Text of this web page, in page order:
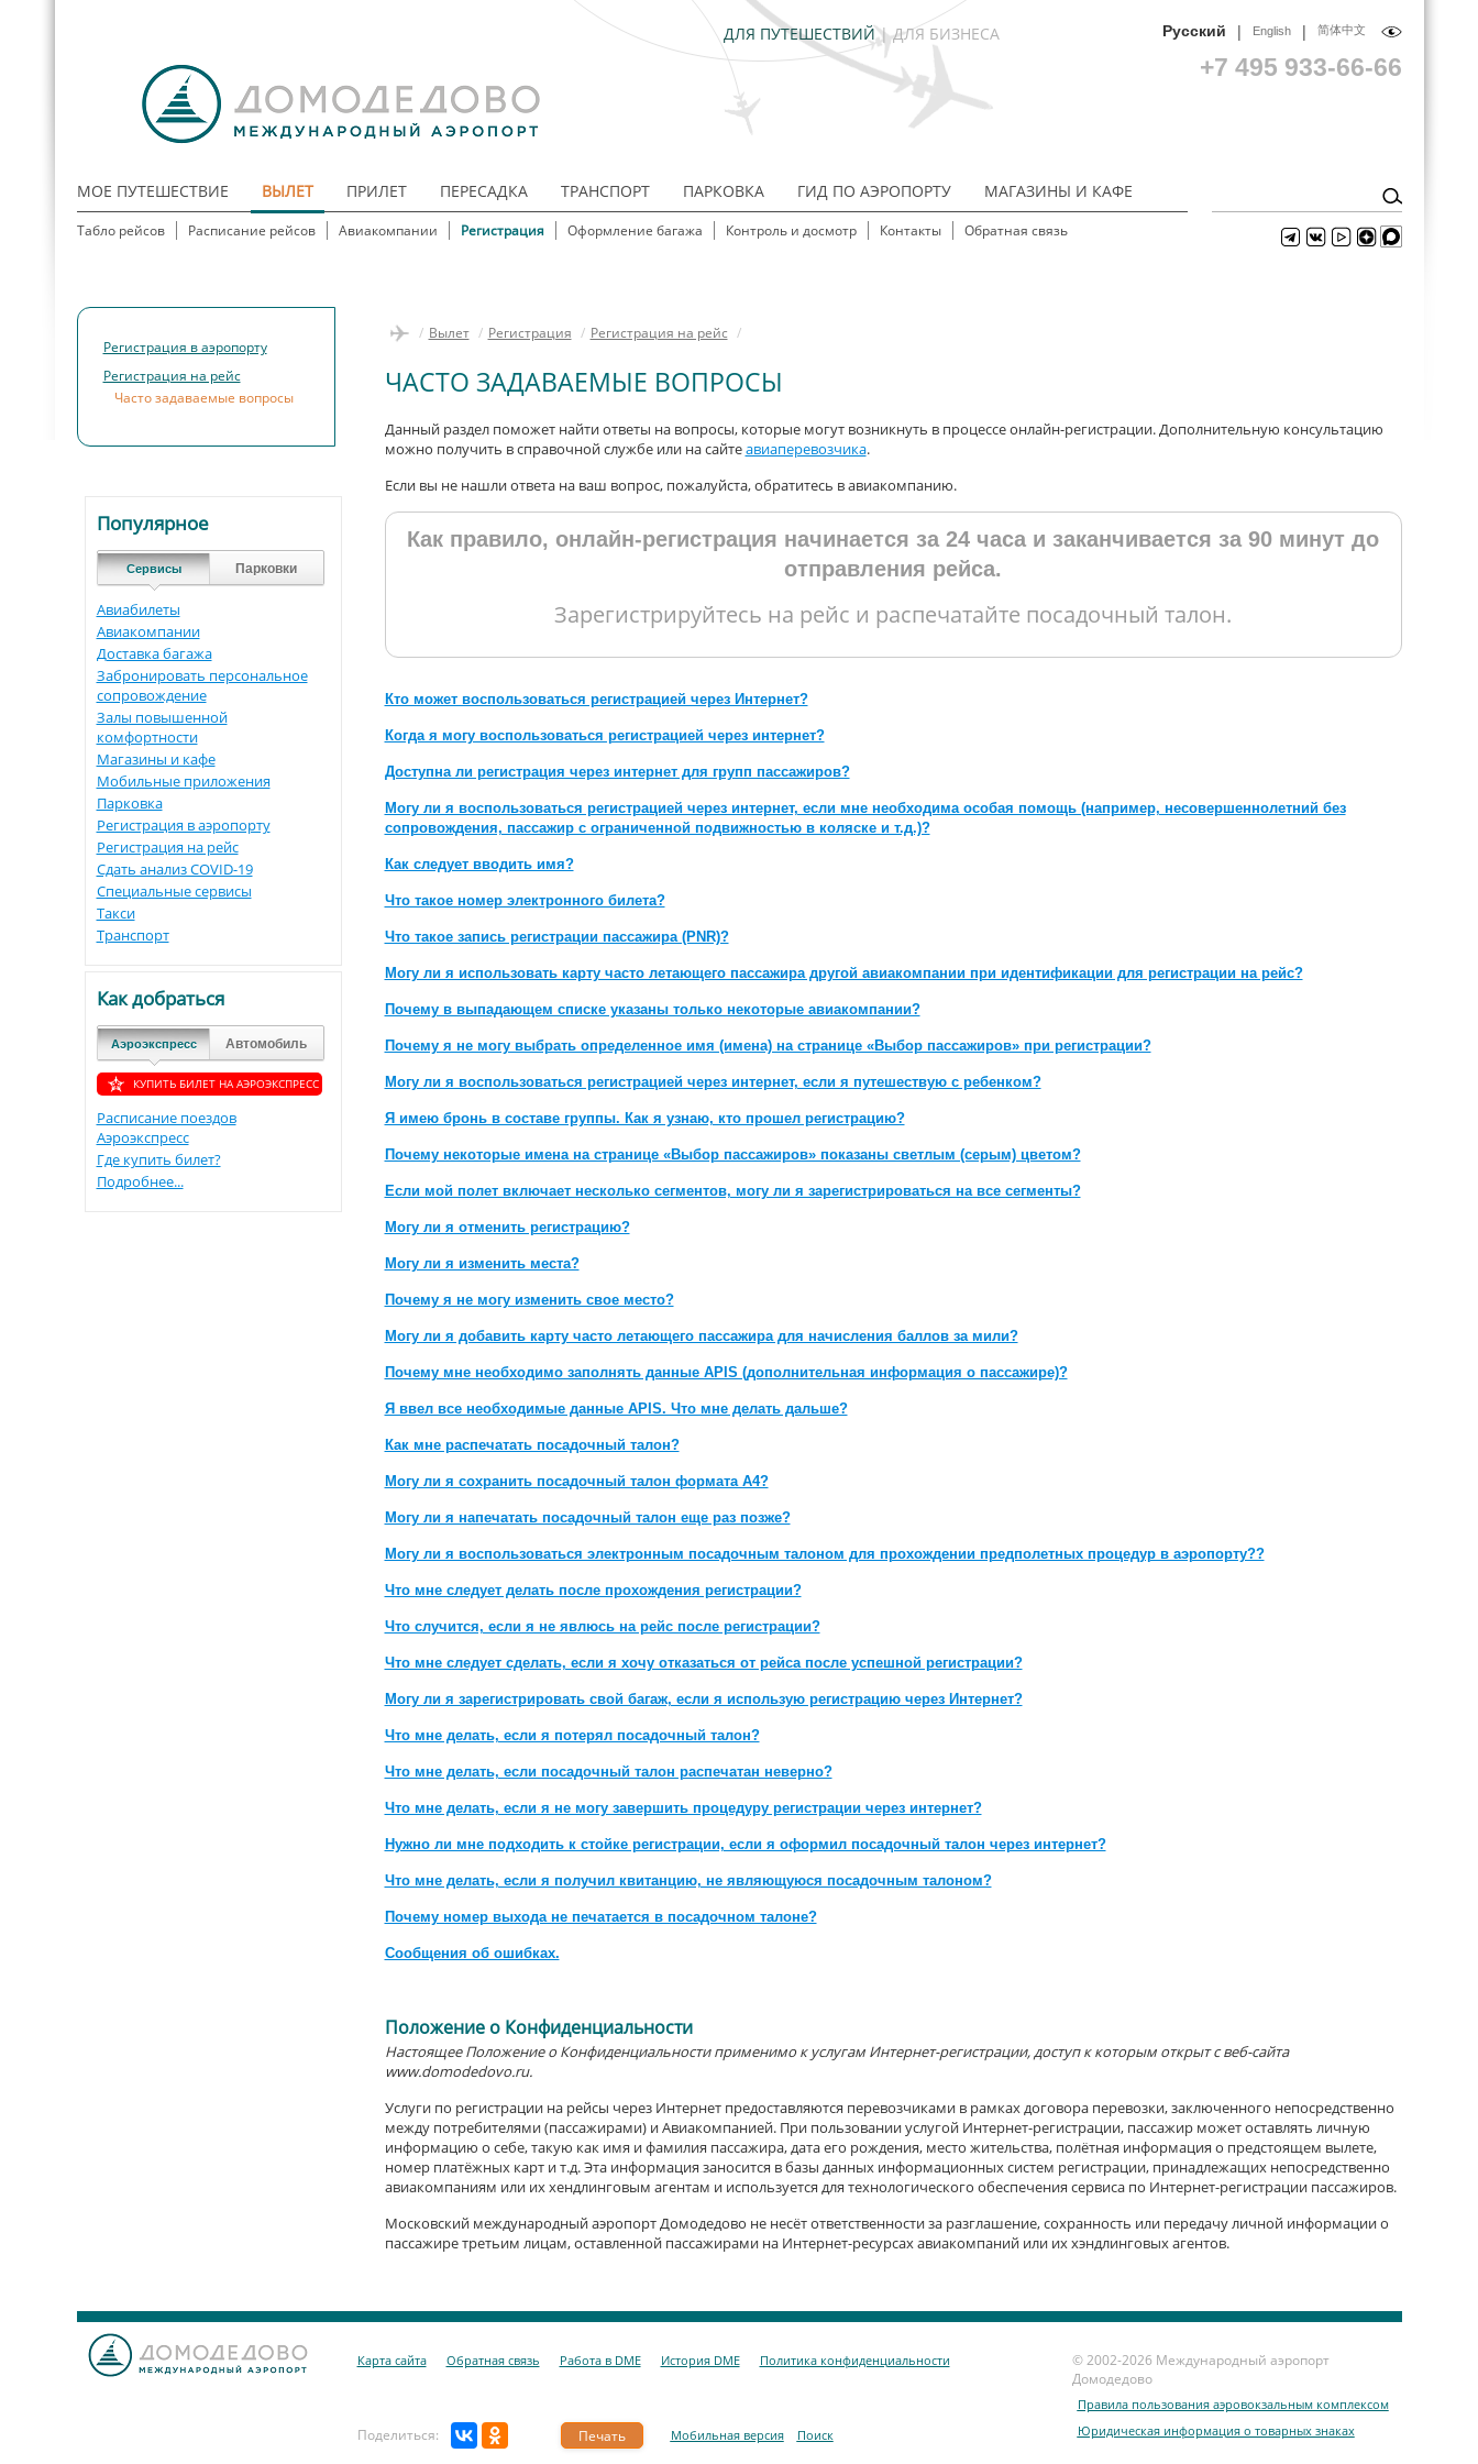
ДЛЯ ПУТЕШЕСТВИЙ | ДЛЯ БИЗНЕСА Русский | English| 简体中文
+7 495 933-66-66
МОЕ ПУТЕШЕСТВИЕ ВЫЛЕТ ПРИЛЕТ ПЕРЕСАДКА ТРАНСПОРТ ПАРКОВКА ГИД ПО АЭРОПОРТУ МАГАЗИНЫ И КАФЕ
Табло рейсов Расписание рейсов Авиакомпании Регистрация Оформление багажа Контроль и досмотр Контакты Обратная связь
Регистрация в аэропорту
Регистрация на рейс
Часто задаваемые вопросы
Популярное
Сервисы Парковки
Авиабилеты
Авиакомпании
Доставка багажа
Забронировать персональное
сопровождение
Залы повышенной
комфортности
Магазины и кафе
Мобильные приложения
Парковка
Регистрация в аэропорту
Регистрация на рейс
Сдать анализ COVID-19
Специальные сервисы
Такси
Транспорт
Как добраться
Аэроэкспресс Автомобиль
КУПИТЬ БИЛЕТ НА АЭРОЭКСПРЕСС
Расписание поездов
Аэроэкспресс
Где купить билет?
Подробнее...
/ Вылет / Регистрация / Регистрация на рейс /
ЧАСТО ЗАДАВАЕМЫЕ ВОПРОСЫ
Данный раздел поможет найти ответы на вопросы, которые могут возникнуть в процессе онлайн-регистрации. Дополнительную консультацию
можно получить в справочной службе или на сайтеавиаперевозчика.
Если вы не нашли ответа на ваш вопрос, пожалуйста, обратитесь в авиакомпанию.
Как правило, онлайн-регистрация начинается за 24 часа и заканчивается за 90 минут до
отправления рейса.
Зарегистрируйтесь на рейс и распечатайте посадочный талон.
Кто может воспользоваться регистрацией через Интернет?
Когда я могу воспользоваться регистрацией через интернет?
Доступна ли регистрация через интернет для групп пассажиров?
Могу ли я воспользоваться регистрацией через интернет, если мне необходима особая помощь (например, несовершеннолетний без
сопровождения, пассажир с ограниченной подвижностью в коляске и т.д.)?
Как следует вводить имя?
Что такое номер электронного билета?
Что такое запись регистрации пассажира (PNR)?
Могу ли я использовать карту часто летающего пассажира другой авиакомпании при идентификации для регистрации на рейс?
Почему в выпадающем списке указаны только некоторые авиакомпании?
Почему я не могу выбрать определенное имя (имена) на странице «Выбор пассажиров» при регистрации?
Могу ли я воспользоваться регистрацией через интернет, если я путешествую с ребенком?
Я имею бронь в составе группы. Как я узнаю, кто прошел регистрацию?
Почему некоторые имена на странице «Выбор пассажиров» показаны светлым (серым) цветом?
Если мой полет включает несколько сегментов, могу ли я зарегистрироваться на все сегменты?
Могу ли я отменить регистрацию?
Могу ли я изменить места?
Почему я не могу изменить свое место?
Могу ли я добавить карту часто летающего пассажира для начисления баллов за мили?
Почему мне необходимо заполнять данные APIS (дополнительная информация о пассажире)?
Я ввел все необходимые данные APIS. Что мне делать дальше?
Как мне распечатать посадочный талон?
Могу ли я сохранить посадочный талон формата А4?
Могу ли я напечатать посадочный талон еще раз позже?
Могу ли я воспользоваться электронным посадочным талоном для прохождении предполетных процедур в аэропорту??
Что мне следует делать после прохождения регистрации?
Что случится, если я не явлюсь на рейс после регистрации?
Что мне следует сделать, если я хочу отказаться от рейса после успешной регистрации?
Могу ли я зарегистрировать свой багаж, если я использую регистрацию через Интернет?
Что мне делать, если я потерял посадочный талон?
Что мне делать, если посадочный талон распечатан неверно?
Что мне делать, если я не могу завершить процедуру регистрации через интернет?
Нужно ли мне подходить к стойке регистрации, если я оформил посадочный талон через интернет?
Что мне делать, если я получил квитанцию, не являющуюся посадочным талоном?
Почему номер выхода не печатается в посадочном талоне?
Сообщения об ошибках.
Положение о Конфиденциальности
Настоящее Положение о Конфиденциальности применимо к услугам Интернет-регистрации, доступ к которым открыт с веб-сайта
www.domodedovo.ru.
Услуги по регистрации на рейсы через Интернет предоставляются перевозчиками в рамках договора перевозки, заключенного непосредственно
между потребителями (пассажирами) и Авиакомпанией. При пользовании услугой Интернет-регистрации, пассажир может оставлять личную
информацию о себе, такую как имя и фамилия пассажира, дата его рождения, место жительства, полётная информация о предстоящем вылете,
номер платёжных карт и т.д. Эта информация заносится в базы данных информационных систем регистрации, принадлежащих непосредственно
авиакомпаниям или их хендлинговым агентам и используется для технологического обеспечения сервиса по Интернет-регистрации пассажиров.
Московский международный аэропорт Домодедово не несёт ответственности за разглашение, сохранность или передачу личной информации о
пассажире третьим лицам, оставленной пассажирами на Интернет-ресурсах авиакомпаний или их хэндлинговых агентов.
Карта сайта Обратная связь Работа в DME История DME Политика конфиденциальности © 2002-2026 Международный аэропорт
Домодедово
Правила пользования аэровокзальным комплексом
Юридическая информация о товарных знаках
Поделиться: Мобильная верcия Поиск